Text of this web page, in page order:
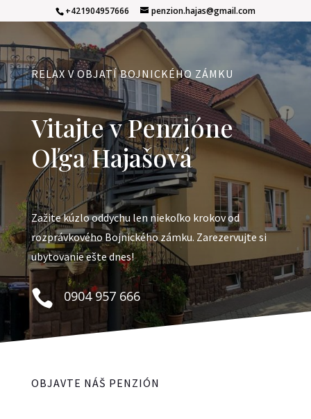
+421904957666 penzion.hajas@gmail.com
RELAX V OBJATÍ BOJNICKÉHO ZÁMKU
Vitajte v Penzióne
Oľga Hajašová
Zažite kúzlo oddychu len niekoľko krokov od
rozprávkového Bojnického zámku. Zarezervujte si
ubytovanie ešte dnes!
 0904 957 666
OBJAVTE NÁŠ PENZIÓN